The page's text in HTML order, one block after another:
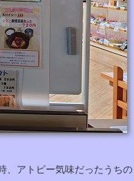
、アトピー気味だったうちの